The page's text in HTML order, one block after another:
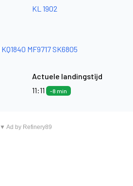
KL 1902
KQ1840 MF9717 SK6805
Actuele landingstijd
11:11
-8 min
▼ Ad by Refinery89